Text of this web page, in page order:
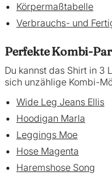
Körpermaßtabelle
Verbrauchs- und
Perfekte Kombi-
Du kannst das Shirt in 3
sich unzählige Kombi-
Wide Leg Jeans Ellis
Hoodigan Marla
Leggings Moe
Hose Magenta
Haremshose Song